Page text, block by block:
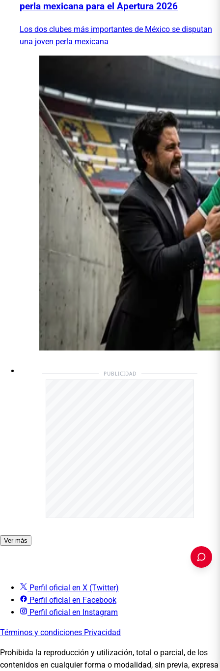
perla mexicana para el Apertura 2026
Los dos clubes más importantes de México se disputan
una joven perla mexicana
PUBLICIDAD
Ver más
PUBLICIDAD
Perfil oficial en X (Twitter)
Perfil oficial en Facebook
Perfil oficial en Instagram
Términos y condiciones Privacidad
Prohibida la reproducción y utilización, total o parcial, de los
contenidos en cualquier forma o modalidad, sin previa, expresa